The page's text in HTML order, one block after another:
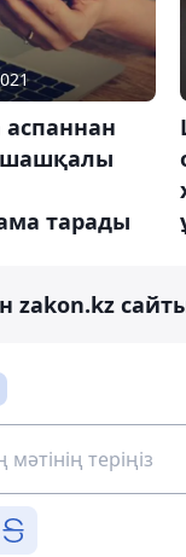
шашқалы
тарады
zakon.kz